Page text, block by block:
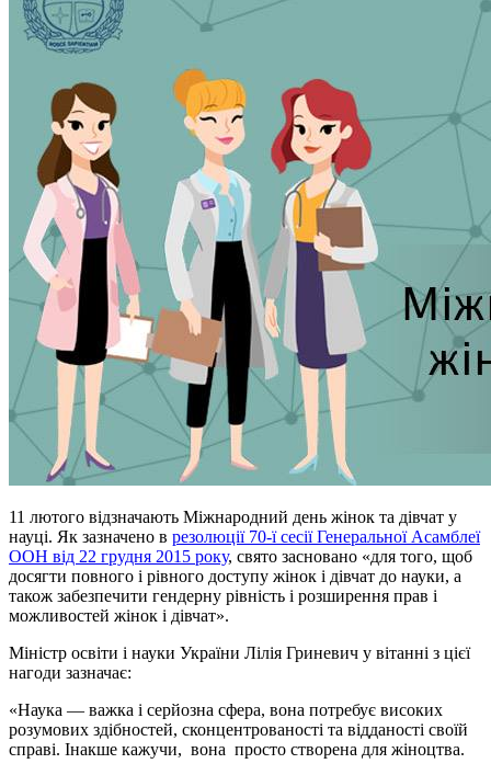
11 лютого відзначають Міжнародний день жінок та дівчат у
науці. Як зазначено в резолюції 70-ї сесії Генеральної Асамблеї
ООН від 22 грудня 2015 року, свято засновано «для того, щоб
досягти повного і рівного доступу жінок і дівчат до науки, а
також забезпечити гендерну рівність і розширення прав і
можливостей жінок і дівчат».
Міністр освіти і науки України Лілія Гриневич у вітанні з цієї
нагоди зазначає:
«Наука — важка і серйозна сфера, вона потребує високих
розумових здібностей, сконцентрованості та відданості своїй
справі. Інакше кажучи, вона просто створена для жіноцтва.